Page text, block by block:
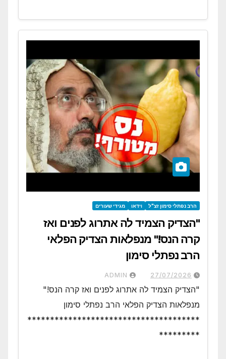
הרב נפתלי סימון זצ"ל וידאו מגידי שעורים
"הצדיק הצמיד לה אתרוג לפנים ואז
קרה הנס!" מנפלאות הצדיק הפלאי
הרב נפתלי סימון
27/07/2026
ADMIN
"הצדיק הצמיד לה אתרוג לפנים ואז קרה הנס!"
מנפלאות הצדיק הפלאי הרב נפתלי סימון
**************************************
*********